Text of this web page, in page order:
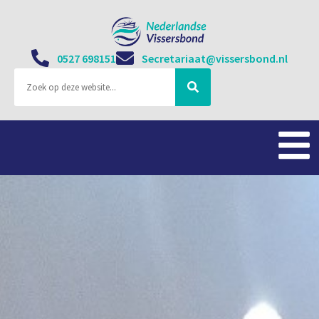
0527 698151 Secretariaat@vissersbond.nl